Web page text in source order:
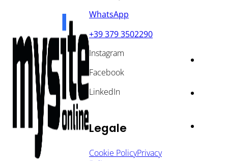
WhatsApp
+39 379 3502290
Instagram
Facebook
LinkedIn
Legale
Cookie PolicyPrivacy